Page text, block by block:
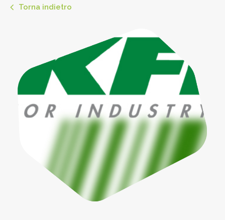
Torna indietro